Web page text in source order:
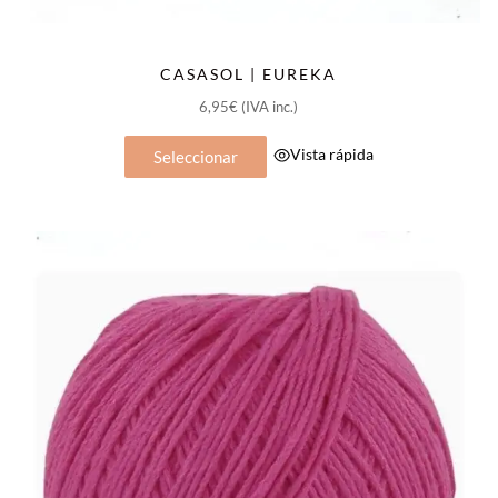
CASASOL | EUREKA
6,95€ (IVA inc.)
Seleccionar Vista rápidaproducto
se
pueden
elegir
en
la
página